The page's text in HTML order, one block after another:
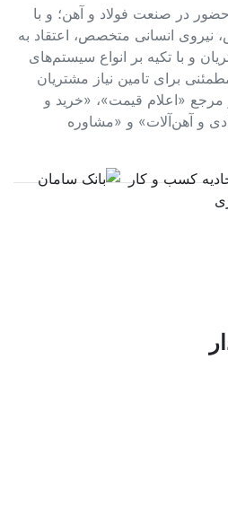
بیش از ۳۰ سال حضور در صنعت فولاد و آهن؛ و با
نیروی انسانی متخصص، اعتقاد به
و با تکیه بر انواع سیستم‌های
برای تامین نیاز مشتریان
مرجع «اعلام قیمت»، «خرید و
و آهن‌آلات» و «مشاوره